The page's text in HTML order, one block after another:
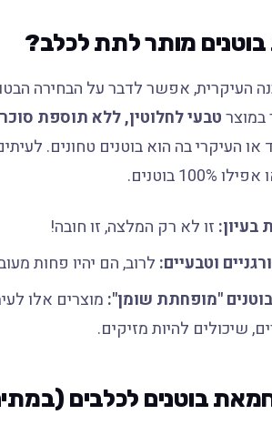
בוטנים מותר לתת לכלב?
העיקרית, אפשר לדבר על הבחירה
במוצרטבעי לחלוטין, ללא תוספת
או העיקרי בה הוא בוטנים טחונים.
בוטנים.
בעיון: זו לא רק המלצה, זו חובה!
וטבעיים: לרוב, הם יהיו פחות
"מופחתת שומן": מוצרים אלו
שיכולים להיות מזיקים.
בוטנים לכלבים